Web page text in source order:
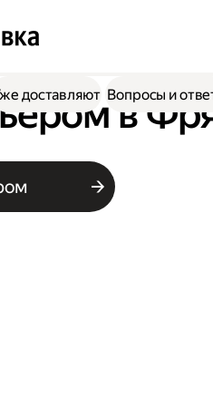
курьером
в
доставляют Вопросы и